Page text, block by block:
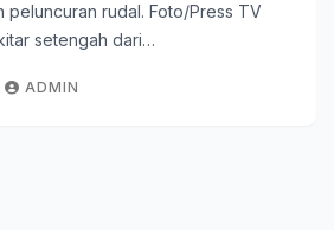
peluncuran rudal. Foto/Press TV
setengah dari…
ADMIN